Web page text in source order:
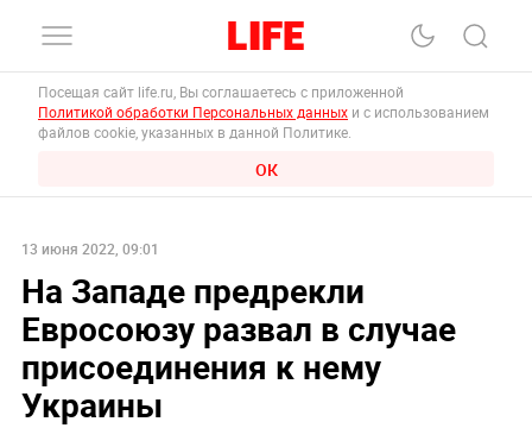
Посещая сайт life.ru, Вы соглашаетесь с приложенной
Политикой обработки Персональных данных и с использованием
файлов cookie, указанных в данной Политике.
ОК
13 июня 2022, 09:01
На Западе предрекли
Евросоюзу развал в случае
присоединения к нему
Украины